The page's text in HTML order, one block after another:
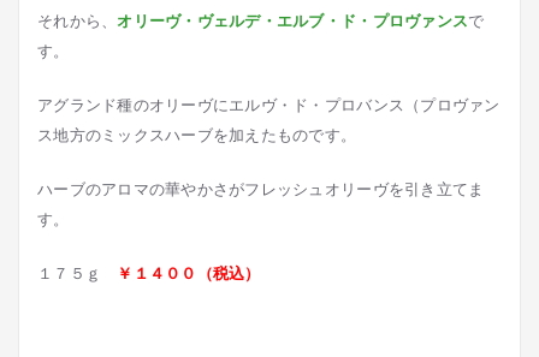
それから、オリーヴ・ヴェルデ・エルブ・ド・プロヴァンスで
す。
アグランド種のオリーヴにエルヴ・ド・プロバンス（プロヴァン
ス地方のミックスハーブを加えたものです。
ハーブのアロマの華やかさがフレッシュオリーヴを引き立てま
す。
１７５ｇ ￥１４００（税込）